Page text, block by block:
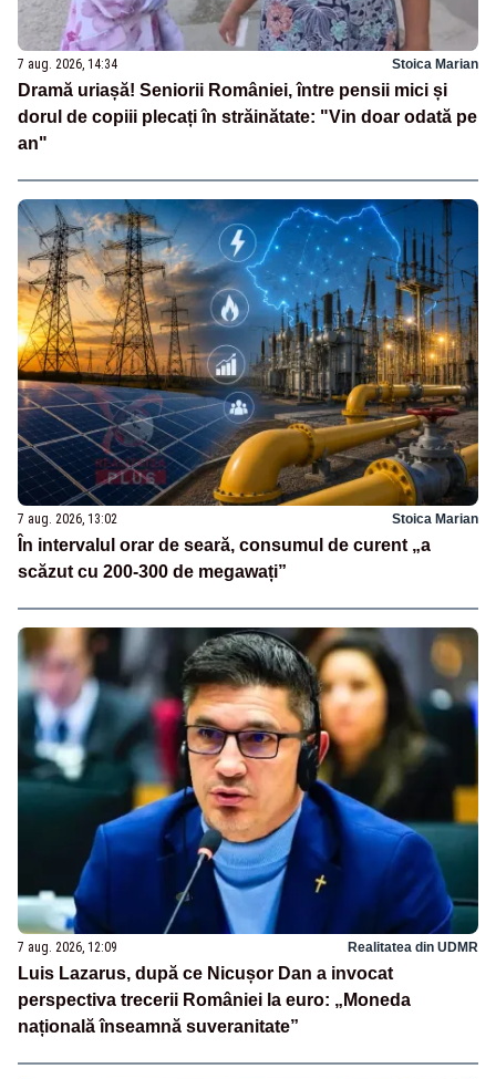
7 aug. 2026, 14:34 Stoica Marian
Dramă uriașă! Seniorii României, între pensii mici și
dorul de copiii plecați în străinătate: "Vin doar odată pe
an"
7 aug. 2026, 13:02 Stoica Marian
În intervalul orar de seară, consumul de curent „a
scăzut cu 200-300 de megawați”
7 aug. 2026, 12:09 Realitatea din UDMR
Luis Lazarus, după ce Nicușor Dan a invocat
perspectiva trecerii României la euro: „Moneda
națională înseamnă suveranitate”